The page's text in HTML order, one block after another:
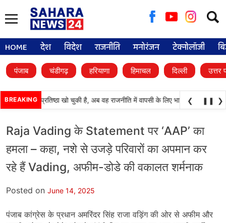
for:
HOME देश विदेश राजनीति मनोरंजन टेक्नोलॉजी
पंजाब चंडीगढ़ हरियाणा हिमाचल दिल्ली उत्तर
BREAKING
दल) अपनी प्रतिष्ठा खो चुकी है, अब वह राजनीति में वापसी के लिए भाजपा से समझौता
❮ ❚❚ ❯
Raja Vading के Statement पर ‘AAP’ का
हमला – कहा, नशे से उजड़े परिवारों का अपमान कर
रहे हैं Vading, अफीम-डोडे की वकालत शर्मनाक
Posted on June 14, 2025
पंजाब कांग्रेस के प्रधान अमरिंदर सिंह राजा वड़िंग की ओर से अफीम और